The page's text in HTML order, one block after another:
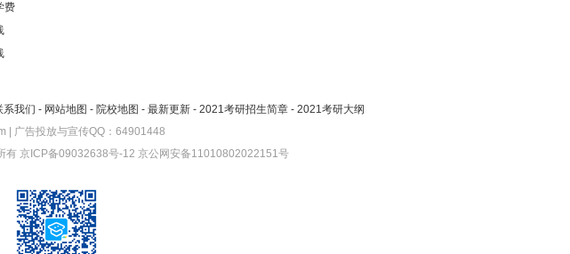
费
系我们 - 网站地图 - 院校地图 - 最新更新 - 2021考研招生简章 - 2021考研大纲
| 广告投放与宣传QQ：64901448
有 京ICP备09032638号-12 京公网安备11010802022151号